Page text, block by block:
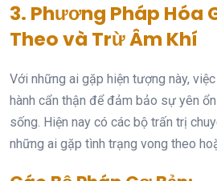
3. Phương Pháp Hóa
Theo và Trừ Âm Khí
Với những ai gặp hiện tượng này,
hành cẩn thận để đảm bảo sự yên
sống. Hiện nay có các bộ trấn trị
những ai gặp tình trạng vong theo